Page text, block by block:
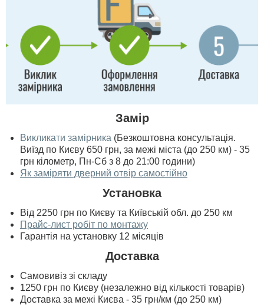
Замір
Викликати замірника (Безкоштовна консультація.
Виїзд по Києву 650 грн, за межі міста (до 250 км) - 35
грн кілометр, Пн-Сб з 8 до 21:00 години)
Як заміряти дверний отвір самостійно
Установка
Від 2250 грн по Києву та Київській обл. до 250 км
Прайс-лист робіт по монтажу
Гарантія на установку 12 місяців
Доставка
Самовивіз зі складу
1250 грн по Києву (незалежно від кількості товарів)
Доставка за межі Києва - 35 грн/км (до 250 км)